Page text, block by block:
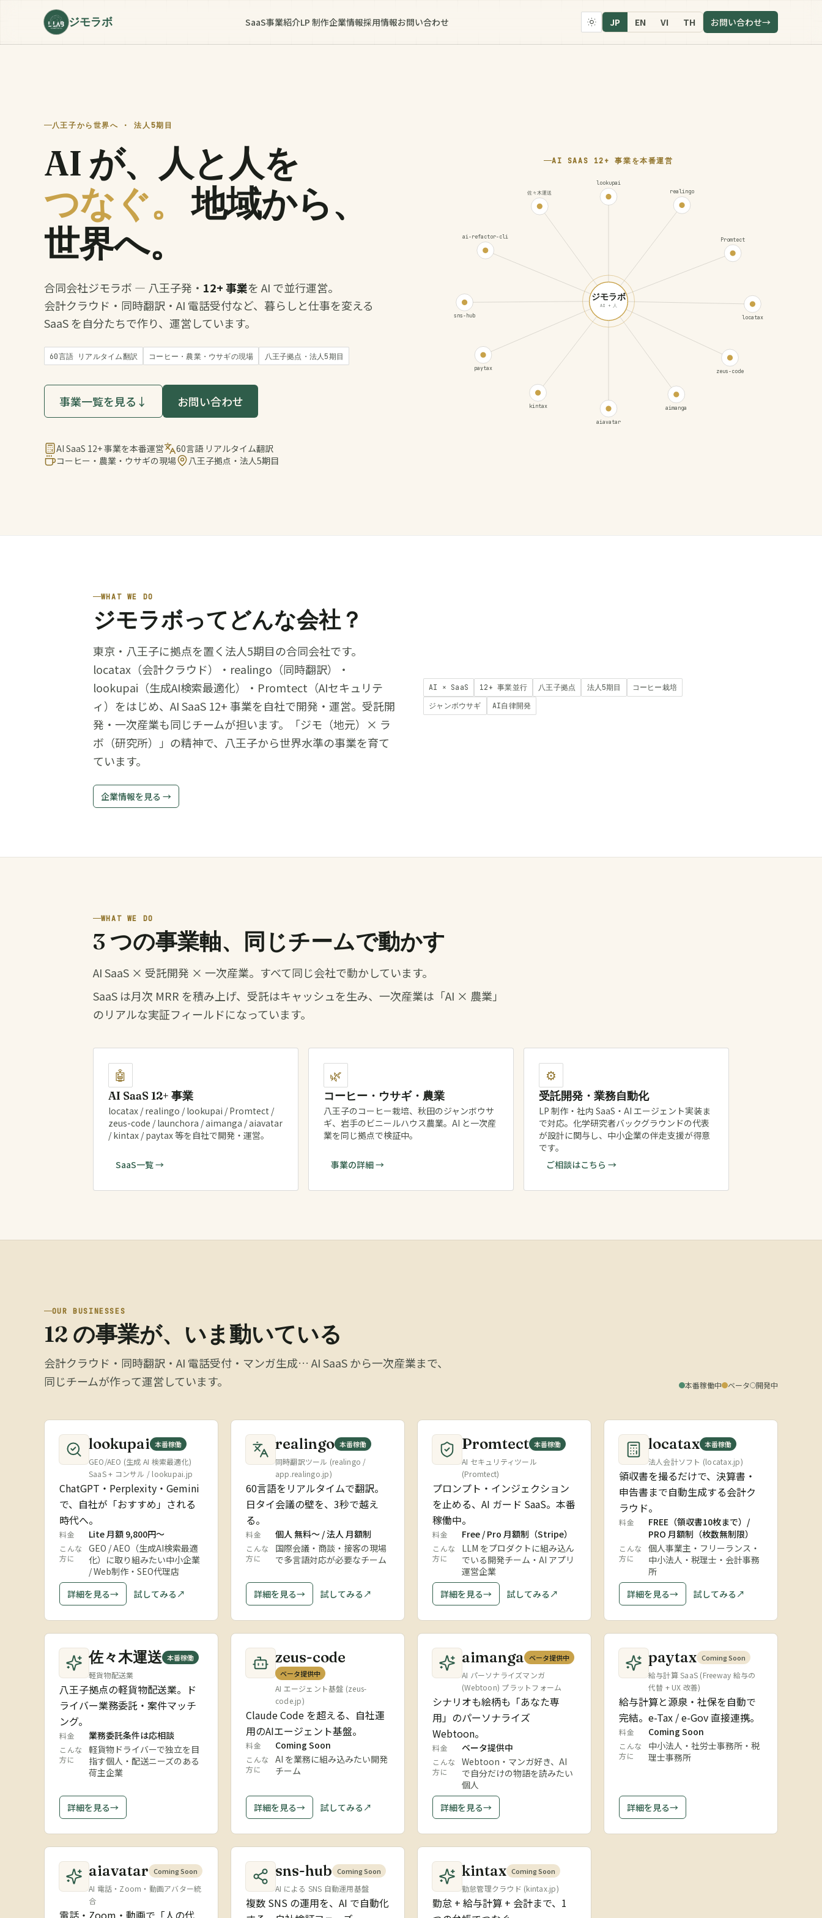
ジモラボ SaaS事業紹介LP 制作企業情報採用情報お問い合わせ JP EN VI TH お問い合わせ→
八王子から世界へ · 法人5期目
AI が、人と人を
つなぐ。
地域から、
世界へ。
合同会社ジモラボ — 八王子発・ 12+ 事業を AI で並行運営。
会計クラウド・同時翻訳・AI 電話受付など、暮らしと仕事を変える
SaaS を自分たちで作り、運営しています。
60言語 リアルタイム翻訳 コーヒー・農業・ウサギの現場 八王子拠点・法人5期目
事業一覧を見る ↓ お問い合わせ
AI SaaS 12+ 事業を本番運営
60言語 リアルタイム翻訳
コーヒー・農業・ウサギの現場
八王子拠点・法人5期目
AI SAAS 12+ 事業を本番運営
ジモラボ
AI + 人
lookupai
realingo
Promtect
locatax
zeus-code
aimanga
aiavatar
kintax
paytax
sns-hub
ai-refactor-cli
佐々木運送
WHAT WE DO
ジモラボってどんな会社？
東京・八王子に拠点を置く法人5期目の合同会社です。
locatax（会計クラウド）・realingo（同時翻訳）・
lookupai（生成AI検索最適化）・Promtect（AIセキュリテ
ィ）をはじめ、AI SaaS 12+ 事業を自社で開発・運営。受託開
発・一次産業も同じチームが担います。「ジモ（地元）× ラ
ボ（研究所）」の精神で、八王子から世界水準の事業を育て
ています。
企業情報を見る →
AI × SaaS 12+ 事業並行 八王子拠点 法人5期目 コーヒー栽培
ジャンボウサギ AI自律開発
WHAT WE DO
3 つの事業軸、同じチームで動かす
AI SaaS × 受託開発 × 一次産業。すべて同じ会社で動かしています。
SaaS は月次 MRR を積み上げ、受託はキャッシュを生み、一次産業は「AI × 農業」
のリアルな実証フィールドになっています。
🤖
AI SaaS 12+ 事業
locatax / realingo / lookupai / Promtect /
zeus-code / launchora / aimanga / aiavatar
/ kintax / paytax 等を自社で開発・運営。
SaaS一覧 →
🌿
コーヒー・ウサギ・農業
八王子のコーヒー栽培、秋田のジャンボウサ
ギ、岩手のビニールハウス農業。AI と一次産
業を同じ拠点で検証中。
事業の詳細 →
⚙️
受託開発・業務自動化
LP 制作・社内 SaaS・AI エージェント実装ま
で対応。化学研究者バックグラウンドの代表
が設計に関与し、中小企業の伴走支援が得意
です。
ご相談はこちら →
OUR BUSINESSES
12 の事業が、いま動いている
会計クラウド・同時翻訳・AI 電話受付・マンガ生成… AI SaaS から一次産業まで、
同じチームが作って運営しています。
本番稼働中 ベータ 開発中
lookupai 本番稼働
GEO/AEO (生成 AI 検索最適化)
SaaS + コンサル / lookupai.jp
ChatGPT・Perplexity・Gemini
で、自社が「おすすめ」される
時代へ。
料金 Lite 月額 9,800円〜
こんな
方に
GEO / AEO（生成AI検索最適
化）に取り組みたい中小企業
/ Web制作・SEO代理店
詳細を見る→ 試してみる ↗
realingo 本番稼働
同時翻訳ツール (realingo /
app.realingo.jp)
60言語をリアルタイムで翻訳。
日タイ会議の壁を、3秒で越え
る。
料金 個人 無料〜 / 法人 月額制
こんな
方に
国際会議・商談・接客の現場
で多言語対応が必要なチーム
詳細を見る→ 試してみる ↗
Promtect 本番稼働
AI セキュリティツール
(Promtect)
プロンプト・インジェクション
を止める、AI ガード SaaS。本番
稼働中。
料金 Free / Pro 月額制（Stripe）
こんな
方に
LLM をプロダクトに組み込ん
でいる開発チーム・AI アプリ
運営企業
詳細を見る→ 試してみる ↗
locatax 本番稼働
法人会計ソフト (locatax.jp)
領収書を撮るだけで、決算書・
申告書まで自動生成する会計ク
ラウド。
料金
FREE（領収書10枚まで）/
PRO 月額制（枚数無制限）
こんな
方に
個人事業主・フリーランス・
中小法人・税理士・会計事務
所
詳細を見る→ 試してみる ↗
佐々木運送 本番稼働
軽貨物配送業
八王子拠点の軽貨物配送業。ド
ライバー業務委託・案件マッチ
ング。
料金 業務委託条件は応相談
こんな
方に
軽貨物ドライバーで独立を目
指す個人・配送ニーズのある
荷主企業
詳細を見る→
zeus-code
ベータ提供中
AI エージェント基盤 (zeus-
code.jp)
Claude Code を超える、自社運
用のAIエージェント基盤。
料金 Coming Soon
こんな
方に
AI を業務に組み込みたい開発
チーム
詳細を見る→ 試してみる ↗
aimanga ベータ提供中
AI パーソナライズマンガ
(Webtoon) プラットフォーム
シナリオも絵柄も「あなた専
用」のパーソナライズ
Webtoon。
料金 ベータ提供中
こんな
方に
Webtoon・マンガ好き、AI
で自分だけの物語を読みたい
個人
詳細を見る→
paytax Coming Soon
給与計算 SaaS (Freeway 給与の
代替 + UX 改善)
給与計算と源泉・社保を自動で
完結。e-Tax / e-Gov 直接連携。
料金 Coming Soon
こんな
方に
中小法人・社労士事務所・税
理士事務所
詳細を見る→
aiavatar Coming Soon
AI 電話・Zoom・動画アバター統
合
電話・Zoom・動画で「人の代
sns-hub Coming Soon
AI による SNS 自動運用基盤
複数 SNS の運用を、AI で自動化
kintax Coming Soon
勤怠管理クラウド (kintax.jp)
勤怠 + 給与計算 + 会計まで、1